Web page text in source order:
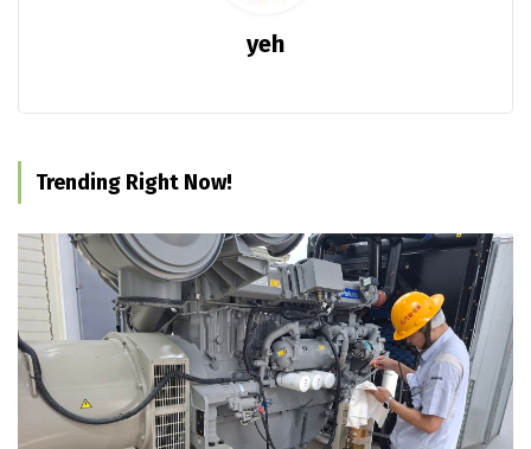
yeh
Trending Right Now!